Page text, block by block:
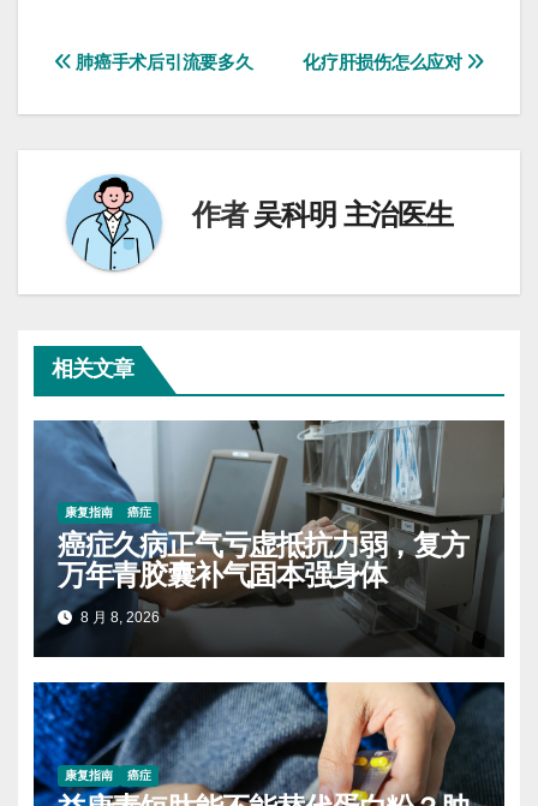
文
章
航
化疗肝损伤怎么应对
肺癌手术后引流要多久
作者吴科明 主治医生
相关文章
康复指南 癌症
癌症久病正气亏虚抵抗力弱，复方
万年青胶囊补气固本强身体
8 月 8, 2026
康复指南 癌症